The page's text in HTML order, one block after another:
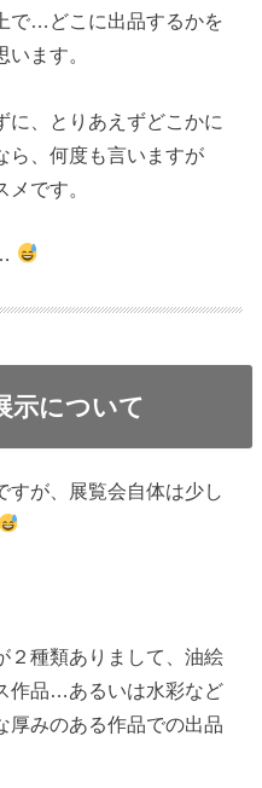
で…どこに出品するかを
ます。
に、とりあえずどこかに
、何度も言いますが
メです。
示について
すが、展覧会自体は少し
２種類ありまして、油絵
作品…あるいは水彩など
みのある作品での出品